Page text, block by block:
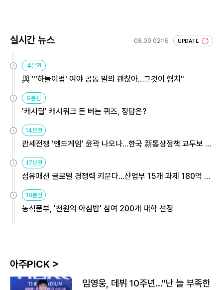
실시간 뉴스 08.09 02:16 UPDATE
4분전
與 "'하늘이법' 여야 공동 발의 괜찮아…그것이 협치"
9분전
'캐시딜' 캐시워크 돈 버는 퀴즈, 정답은?
14분전
관세전쟁 '엔드게임' 윤곽 나오나…한국 新통상정책 교두보 활
17분전
섬유패션 글로벌 경쟁력 키운다…산업부 15개 과제 180억 지
18분전
농식품부, '천원의 아침밥' 참여 200개 대학 선정
아주PICK >
임영웅, 데뷔 10주년…"난 늘 부족한